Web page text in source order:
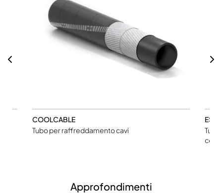
COOLCABLE
Tubo per raffreddamento cavi
Approfondimenti